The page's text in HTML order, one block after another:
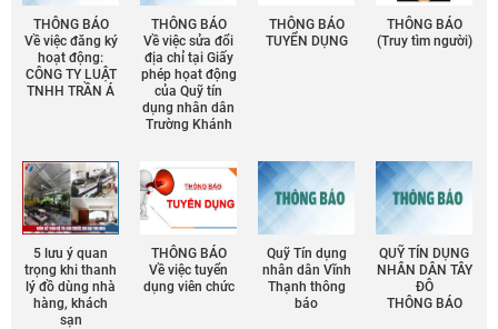
THÔNG BÁO
Về việc đăng ký
hoạt động:
CÔNG TY LUẬT
TNHH TRẦN Á
THÔNG BÁO
Về việc sửa đổi
địa chỉ tại Giấy
phép họat động
của Quỹ tín
dụng nhân dân
Trường Khánh
THÔNG BÁO
TUYỂN DỤNG
THÔNG BÁO
(Truy tìm người)
5 lưu ý quan
trọng khi thanh
lý đồ dùng nhà
hàng, khách
sạn
THÔNG BÁO
Về việc tuyển
dụng viên chức
Quỹ Tín dụng
nhân dân Vĩnh
Thạnh thông
báo
QUỸ TÍN DỤNG
NHÂN DÂN TÂY
ĐÔ
THÔNG BÁO